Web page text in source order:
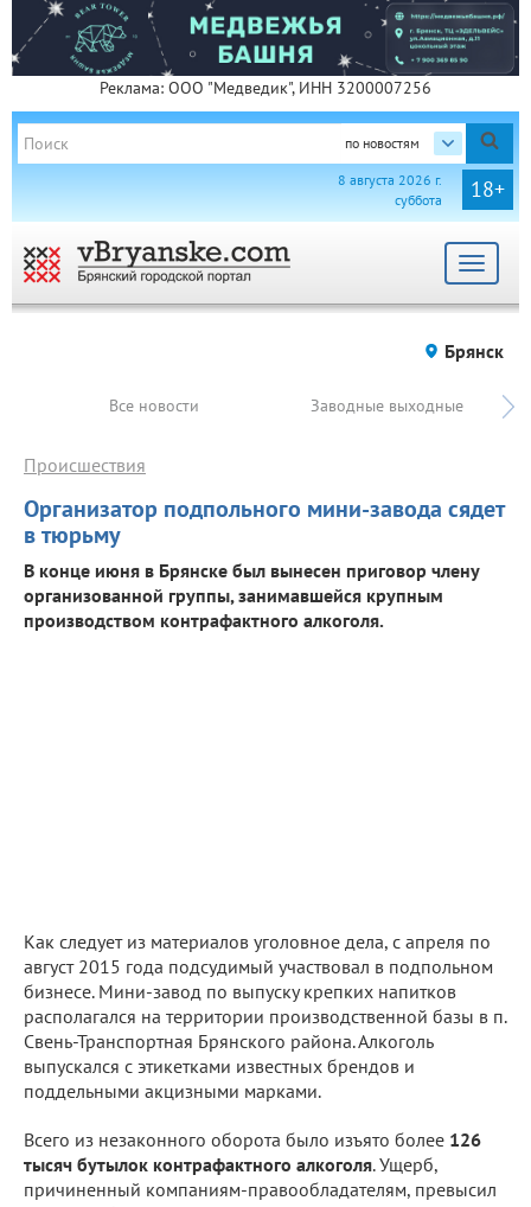
Реклама: ООО "Медведик", ИНН 3200007256
по новостям
18+
8 августа 2026 г.
суббота
Toggle
Брянск
Все новости Заводные выходные
Организатор подпольного мини-завода сядет
в тюрьму
Происшествия
В конце июня в Брянске был вынесен приговор члену
организованной группы, занимавшейся крупным
производством контрафактного алкоголя.
Как следует из материалов уголовное дела, с апреля по
август 2015 года подсудимый участвовал в подпольном
бизнесе. Мини-завод по выпуску крепких напитков
располагался на территории производственной базы в п.
Свень-Транспортная Брянского района. Алкоголь
выпускался с этикетками известных брендов и
поддельными акцизными марками.
Всего из незаконного оборота было изъято более 126
тысяч бутылок контрафактного алкоголя. Ущерб,
причиненный компаниям-правообладателям, превысил